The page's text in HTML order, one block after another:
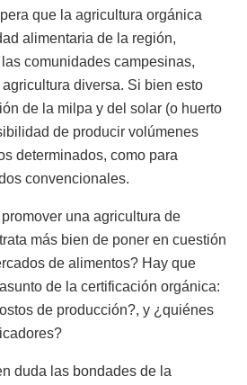
que la agricultura orgánica
alimentaria de la región,
comunidades campesinas,
diversa. Si bien esto
de la milpa y del solar (o huerto
de producir volúmenes
determinados, como para
convencionales.
una agricultura de
más bien de poner en cuestión
de alimentos? Hay que
de la certificación orgánica:
de producción?, y ¿quiénes
duda las bondades de la